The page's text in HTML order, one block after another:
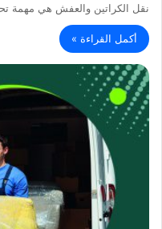
نقل الكراتين والعفش هي مهمة
أكمل القراءة »